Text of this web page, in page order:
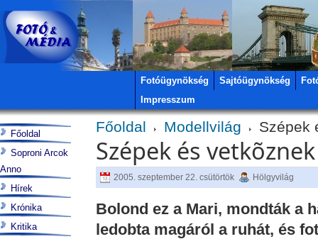
Fotóügynökség Sajtóügynökség
Impresszum
Főoldal Modellvilág Szépek
Szépek és vetkõznek
2005. szeptember 22. csütörtök Hölgyvilág
Bolond ez a Mari, mondták a
ledobta magáról a ruhát, és
Főoldal
Soproni Arcok
Anno
Hírek
Krónika
Kritika